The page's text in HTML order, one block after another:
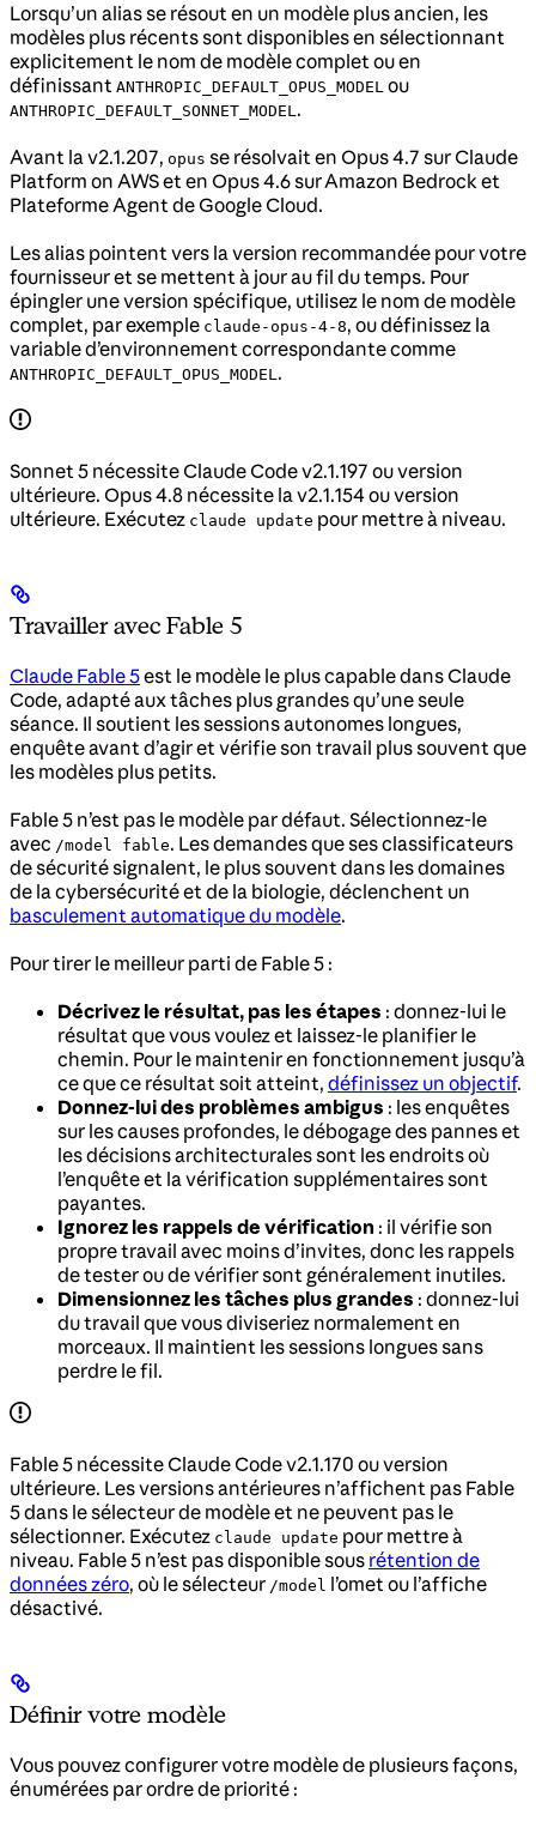
Lorsqu’un alias se résout en un modèle plus ancien, les
modèles plus récents sont disponibles en sélectionnant
explicitement le nom de modèle complet ou en
définissant ANTHROPIC_DEFAULT_OPUS_MODEL ou
ANTHROPIC_DEFAULT_SONNET_MODEL.
Avant la v2.1.207, opus se résolvait en Opus 4.7 sur Claude
Platform on AWS et en Opus 4.6 sur Amazon Bedrock et
Plateforme Agent de Google Cloud.
Les alias pointent vers la version recommandée pour votre
fournisseur et se mettent à jour au fil du temps. Pour
épingler une version spécifique, utilisez le nom de modèle
complet, par exemple claude-opus-4-8, ou définissez la
variable d’environnement correspondante comme
ANTHROPIC_DEFAULT_OPUS_MODEL.
Sonnet 5 nécessite Claude Code v2.1.197 ou version
ultérieure. Opus 4.8 nécessite la v2.1.154 ou version
ultérieure. Exécutez claude update pour mettre à niveau.
Travailler avec Fable 5
Claude Fable 5est le modèle le plus capable dans Claude
Code, adapté aux tâches plus grandes qu’une seule
séance. Il soutient les sessions autonomes longues,
enquête avant d’agir et vérifie son travail plus souvent que
les modèles plus petits.
Fable 5 n’est pas le modèle par défaut. Sélectionnez-le
avec /model fable. Les demandes que ses classificateurs
de sécurité signalent, le plus souvent dans les domaines
de la cybersécurité et de la biologie, déclenchent un
basculement automatique du modèle.
Pour tirer le meilleur parti de Fable 5 :
Décrivez le résultat, pas les étapes : donnez-lui le
résultat que vous voulez et laissez-le planifier le
chemin. Pour le maintenir en fonctionnement jusqu’à
ce que ce résultat soit atteint, définissez un objectif.
Donnez-lui des problèmes ambigus : les enquêtes
sur les causes profondes, le débogage des pannes et
les décisions architecturales sont les endroits où
l’enquête et la vérification supplémentaires sont
payantes.
Ignorez les rappels de vérification : il vérifie son
propre travail avec moins d’invites, donc les rappels
de tester ou de vérifier sont généralement inutiles.
Dimensionnez les tâches plus grandes : donnez-lui
du travail que vous diviseriez normalement en
morceaux. Il maintient les sessions longues sans
perdre le fil.
Fable 5 nécessite Claude Code v2.1.170 ou version
ultérieure. Les versions antérieures n’affichent pas Fable
5 dans le sélecteur de modèle et ne peuvent pas le
sélectionner. Exécutez claude update pour mettre à
niveau. Fable 5 n’est pas disponible sous rétention de
données zéro, où le sélecteur /model l’omet ou l’affiche
désactivé.
Définir votre modèle
Vous pouvez configurer votre modèle de plusieurs façons,
énumérées par ordre de priorité :